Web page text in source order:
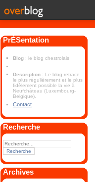
PrÉSentation
Blog : le blog chestrolais
Description : Le blog retrace
le plus régulièrement et le plus
fidèlement possible la vie à
Neufchâteau (Luxembourg-
Belgique).
Contact
Recherche
Archives